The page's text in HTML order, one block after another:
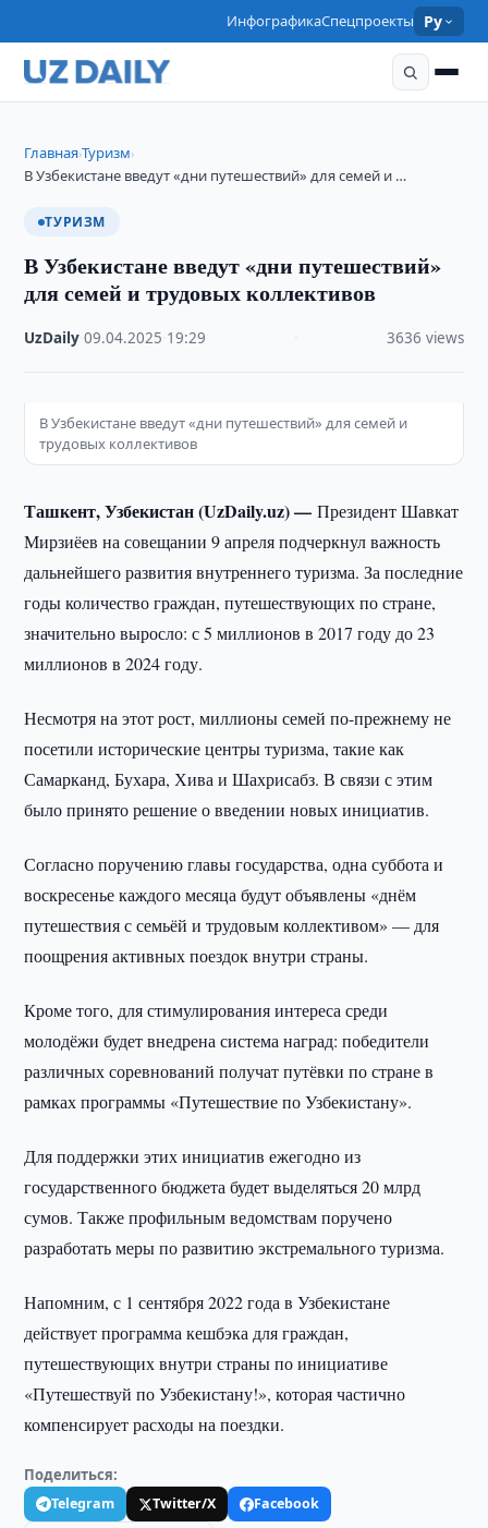
ИнфографикаСпецпроекты Ру
Главная›Туризм›
В Узбекистане введут «дни путешествий» для семей и …
ТУРИЗМ
В Узбекистане введут «дни путешествий»
для семей и трудовых коллективов
UzDaily ·09.04.2025 19:29 3636 views
В Узбекистане введут «дни путешествий» для семей и
трудовых коллективов
Ташкент, Узбекистан (UzDaily.uz) —Президент Шавкат
Мирзиёев на совещании 9 апреля подчеркнул важность
дальнейшего развития внутреннего туризма. За последние
годы количество граждан, путешествующих по стране,
значительно выросло: с 5 миллионов в 2017 году до 23
миллионов в 2024 году.
Несмотря на этот рост, миллионы семей по-прежнему не
посетили исторические центры туризма, такие как
Самарканд, Бухара, Хива и Шахрисабз. В связи с этим
было принято решение о введении новых инициатив.
Согласно поручению главы государства, одна суббота и
воскресенье каждого месяца будут объявлены «днём
путешествия с семьёй и трудовым коллективом» — для
поощрения активных поездок внутри страны.
Кроме того, для стимулирования интереса среди
молодёжи будет внедрена система наград: победители
различных соревнований получат путёвки по стране в
рамках программы «Путешествие по Узбекистану».
Для поддержки этих инициатив ежегодно из
государственного бюджета будет выделяться 20 млрд
сумов. Также профильным ведомствам поручено
разработать меры по развитию экстремального туризма.
Напомним, с 1 сентября 2022 года в Узбекистане
действует программа кешбэка для граждан,
путешествующих внутри страны по инициативе
«Путешествуй по Узбекистану!», которая частично
компенсирует расходы на поездки.
Поделиться:
Telegram Twitter/X
Facebook